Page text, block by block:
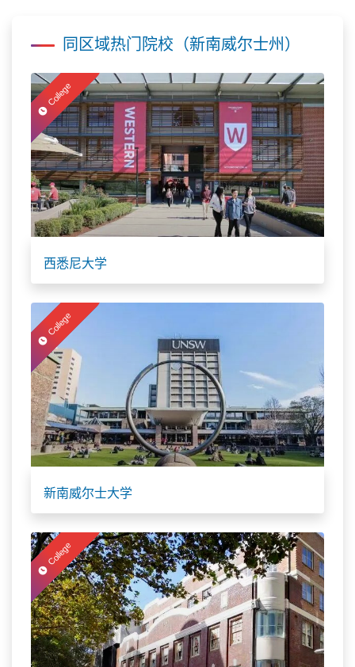
同区域热门院校（新南威尔士州）
College
西悉尼大学
College
新南威尔士大学
College